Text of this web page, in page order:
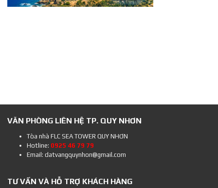
VĂN PHÒNG LIÊN HỆ TP. QUY NHƠN
Tòa nhà FLC SEA TOWER QUY NHƠN
Hotline: 0925 46 79 79
Email: datvangquynhon@gmail.com
TƯ VẤN VÀ HỖ TRỢ KHÁCH HÀNG